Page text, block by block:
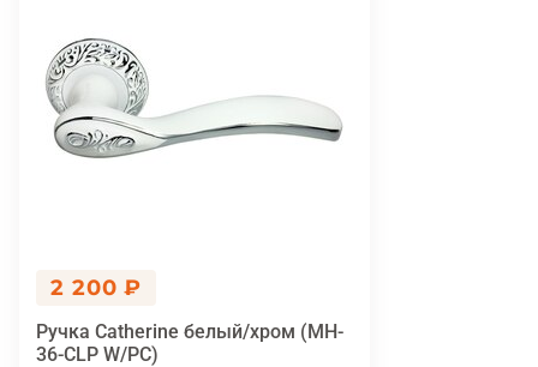
2 200 ₽
Ручка Catherine белый/хром (MH-
36-CLP W/PC)